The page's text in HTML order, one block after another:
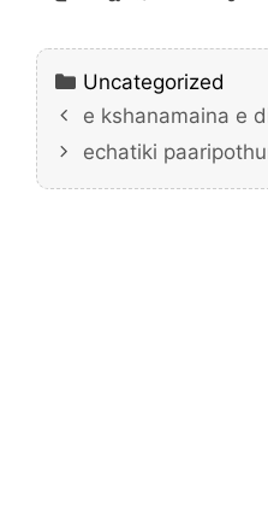
Categories
Uncategorized
e kshanamaina e
echatiki